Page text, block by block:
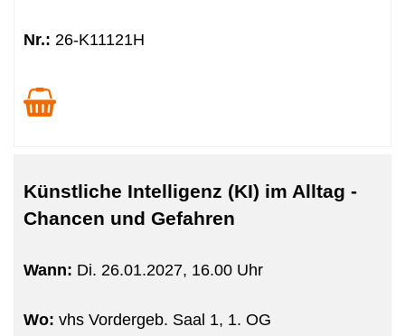
Nr.: 26-K11121H
Künstliche Intelligenz (KI) im Alltag -
Chancen und Gefahren
Wann: Di. 26.01.2027, 16.00 Uhr
Wo: vhs Vordergeb. Saal 1, 1. OG